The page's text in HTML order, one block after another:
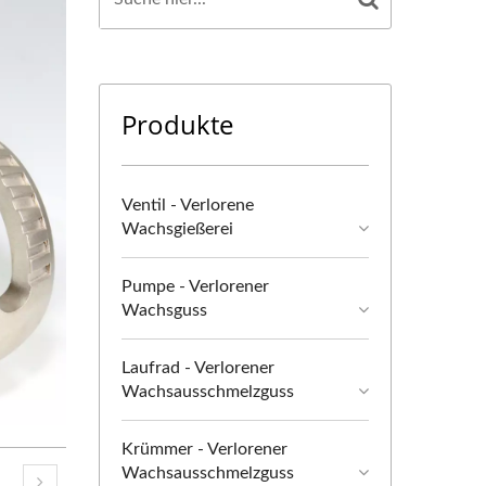
Produkte
Ventil - Verlorene
Wachsgießerei
Pumpe - Verlorener
Wachsguss
Laufrad - Verlorener
Wachsausschmelzguss
Krümmer - Verlorener
Wachsausschmelzguss